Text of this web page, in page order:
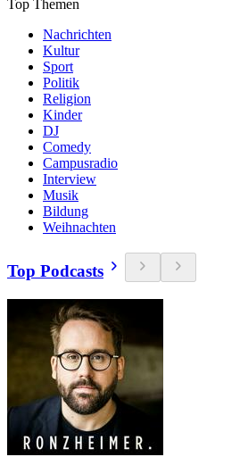
Top Themen
Nachrichten
Kultur
Sport
Politik
Religion
Kinder
DJ
Comedy
Campusradio
Interview
Musik
Bildung
Weihnachten
Top Podcasts